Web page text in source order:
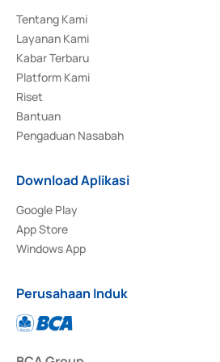
Tentang Kami
Layanan Kami
Kabar Terbaru
Platform Kami
Riset
Bantuan
Pengaduan Nasabah
Download Aplikasi
Google Play
App Store
Windows App
Perusahaan Induk